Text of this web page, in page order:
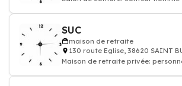
SUC
maison de retraite
130 route Eglise, 38620 SAINT
Maison de retraite privée: